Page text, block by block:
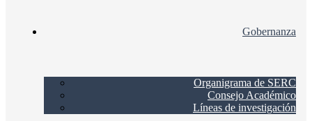
Gobernanza
Organigrama de SERC
Consejo Académico
Líneas de investigación